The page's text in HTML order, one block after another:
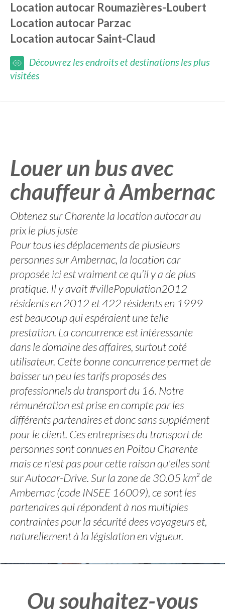
Location autocar Roumazières-Loubert
Location autocar Parzac
Location autocarSaint-Claud
Découvrez les endroits et destinations les plus
visitées
Louer un bus avec
chauffeur à Ambernac
Obtenez sur Charente la location autocar au
prix le plus juste
Pour tous les déplacements de plusieurs
personnes sur Ambernac, la location car
proposée ici est vraiment ce qu’il y a de plus
pratique. Il y avait #villePopulation2012
résidents en 2012 et 422 résidents en 1999
est beaucoup qui espéraient une telle
prestation. La concurrence est intéressante
dans le domaine des affaires, surtout coté
utilisateur. Cette bonne concurrence permet de
baisser un peu les tarifs proposés des
professionnels du transport du 16. Notre
rémunération est prise en compte par les
différents partenaires et donc sans supplément
pour le client. Ces entreprises du transport de
personnes sont connues en Poitou Charente
mais ce n'est pas pour cette raison qu'elles sont
sur Autocar-Drive. Sur la zone de 30.05 km² de
Ambernac (code INSEE 16009), ce sont les
partenaires qui répondent à nos multiples
contraintes pour la sécurité dees voyageurs et,
naturellement à la législation en vigueur.
Ou souhaitez-vous